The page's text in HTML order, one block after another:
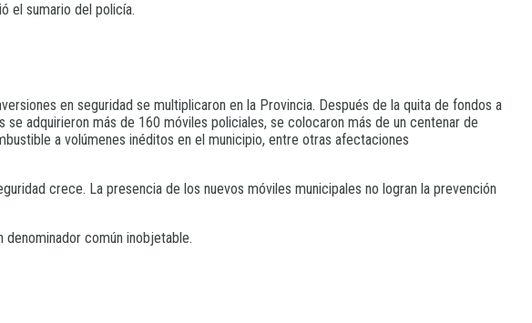
el sumario del policía.
en seguridad se multiplicaron en la Provincia. Después de la quita de fondos a
adquirieron más de 160 móviles policiales, se colocaron más de un centenar de
a volúmenes inéditos en el municipio, entre otras afectaciones
crece. La presencia de los nuevos móviles municipales no logran la prevención
común inobjetable.